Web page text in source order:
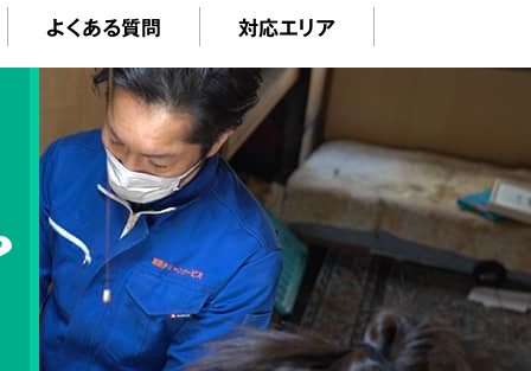
よくある質問 対応エリア